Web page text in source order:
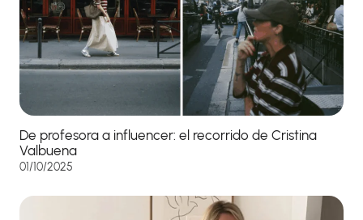
De profesora a influencer: el recorrido de Cristina
Valbuena
01/10/2025